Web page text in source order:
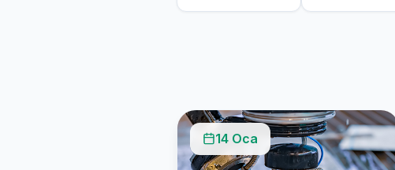
14 Oca